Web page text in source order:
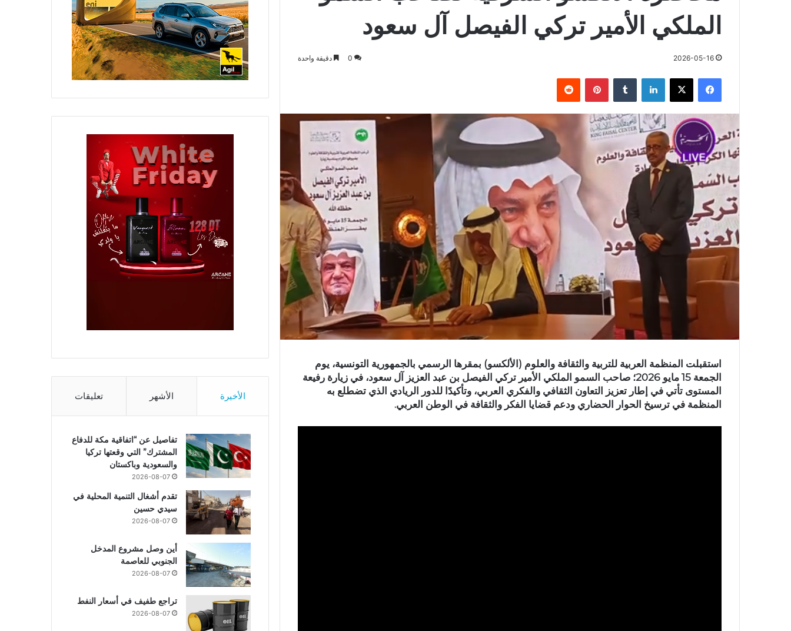
الملكي الأمير تركي الفيصل آل سعود
2026-05-16
0 دقيقة واحدة
فيسبوك X لينكدإن بينتيريست
استقبلت المنظمة العربية للتربية والثقافة والعلوم (الألكسو) بمقرها الرسمي بالجمهورية التونسية، يوم
الجمعة 15 مايو 2026؛ صاحب السمو الملكي الأمير تركي الفيصل بن عبد العزيز آل سعود، في زيارة رفيعة
المستوى تأتي في إطار تعزيز التعاون الثقافي والفكري العربي، وتأكيدًا للدور الريادي الذي تضطلع به
المنظمة في ترسيخ الحوار الحضاري ودعم قضايا الفكر والثقافة في الوطن العربي.
الأخيرة الأشهر تعليقات
تفاصيل عن “اتفاقية مكة للدفاع
المشترك” التي وقعتها تركيا
والسعودية وباكستان
2026-08-07
تقدم أشغال التنمية المحلية في
سيدي حسين
2026-08-07
أين وصل مشروع المدخل
الجنوبي للعاصمة
2026-08-07
تراجع طفيف في أسعار النفط
2026-08-07